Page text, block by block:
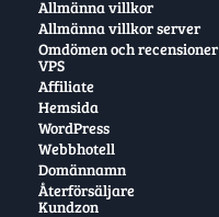
Allmänna villkor
Allmänna villkor server
Omdömen och recensioner
VPS
Affiliate
Hemsida
WordPress
Webbhotell
Domännamn
Återförsäljare
Kundzon